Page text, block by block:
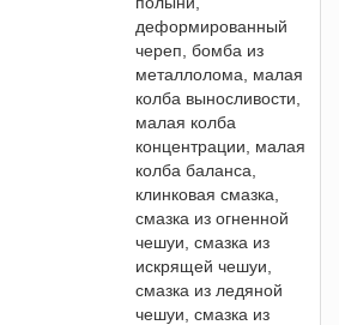
деформированный
череп, бомба из
металлолома, малая
колба выносливости,
малая колба
концентрации, малая
колба баланса,
клинковая смазка,
смазка из огненной
чешуи, смазка из
искрящей чешуи,
смазка из ледяной
чешуи, смазка из